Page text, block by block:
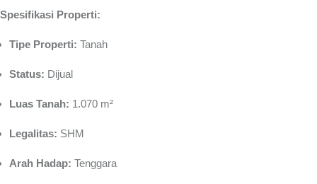
Spesifikasi Properti:
Tipe Properti: Tanah
Status: Dijual
Luas Tanah: 1.070 m²
Legalitas: SHM
Arah Hadap: Tenggara